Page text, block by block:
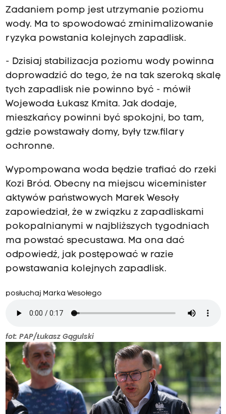
Zadaniem pomp jest utrzymanie poziomu
wody. Ma to spowodować zminimalizowanie
ryzyka powstania kolejnych zapadlisk.
- Dzisiaj stabilizacja poziomu wody powinna
doprowadzić do tego, że na tak szeroką skalę
tych zapadlisk nie powinno być - mówił
Wojewoda Łukasz Kmita. Jak dodaje,
mieszkańcy powinni być spokojni, bo tam,
gdzie powstawały domy, były tzw.filary
ochronne.
Wypompowana woda będzie trafiać do rzeki
Kozi Bród. Obecny na miejscu wiceminister
aktywów państwowych Marek Wesoły
zapowiedział, że w związku z zapadliskami
pokopalnianymi w najbliższych tygodniach
ma powstać specustawa. Ma ona dać
odpowiedź, jak postępować w razie
powstawania kolejnych zapadlisk.
posłuchaj Marka Wesołego
fot: PAP/Łukasz Gągulski